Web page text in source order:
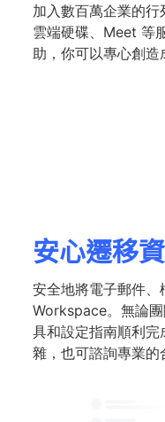
加入數百萬企業的行
雲端硬碟、Meet 等
助，你可以專心創造
安心遷移
安全地將電子郵件
Workspace。無論
具和設定指南順利
雜，也可諮詢專業的